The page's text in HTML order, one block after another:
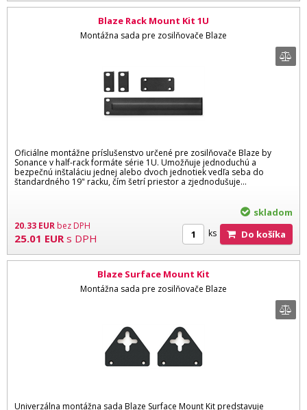
Blaze Rack Mount Kit 1U
Montážna sada pre zosilňovače Blaze
Oficiálne montážne príslušenstvo určené pre zosilňovače Blaze by
Sonance v half-rack formáte série 1U. Umožňuje jednoduchú a
bezpečnú inštaláciu jednej alebo dvoch jednotiek vedľa seba do
štandardného 19" racku, čím šetrí priestor a zjednodušuje...
20.33 EURbez DPH
25.01 EUR s DPH
skladom
ks Do košíka
Blaze Surface Mount Kit
Montážna sada pre zosilňovače Blaze
Univerzálna montážna sada Blaze Surface Mount Kit predstavuje